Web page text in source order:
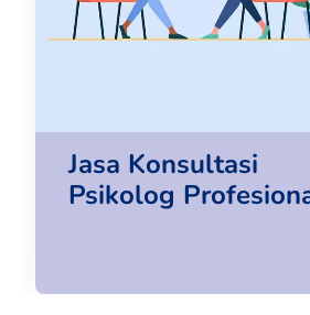
Jasa Konsultasi
Psikolog